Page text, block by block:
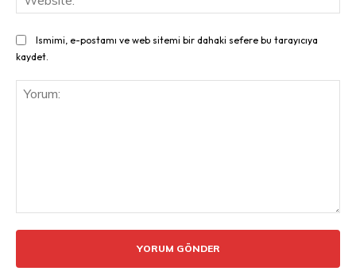
Ismimi, e-postamı ve web sitemi bir dahaki sefere bu tarayıcıya
kaydet.